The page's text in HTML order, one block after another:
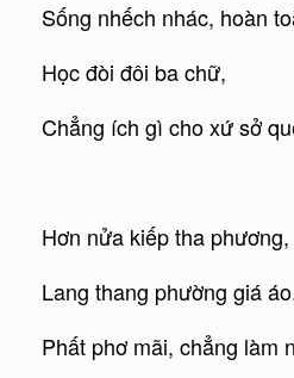
Sống nhếch nhác, hoàn
Học đòi đôi ba chữ,
Chẳng ích gì cho xứ sở
Hơn nửa kiếp tha phương,
Lang thang phường giá
Phất phơ mãi, chẳng làm